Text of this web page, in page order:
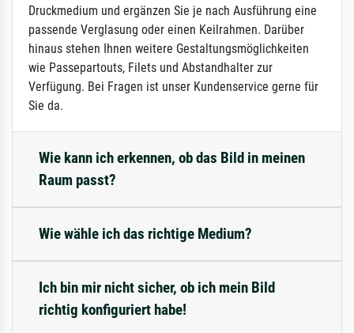
Druckmedium und ergänzen Sie je nach Ausführung eine
passende Verglasung oder einen Keilrahmen. Darüber
hinaus stehen Ihnen weitere Gestaltungsmöglichkeiten
wie Passepartouts, Filets und Abstandhalter zur
Verfügung. Bei Fragen ist unser Kundenservice gerne für
Sie da.
Wie kann ich erkennen, ob das Bild in meinen
Raum passt?
Wie wähle ich das richtige Medium?
Ich bin mir nicht sicher, ob ich mein Bild
richtig konfiguriert habe!